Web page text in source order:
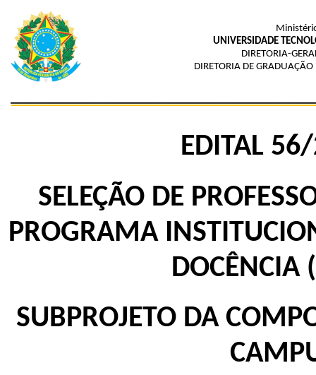
UNIVERSIDADE
DIRETORIA-
DIRETORIA DE
EDITAL
SELEÇÃO DE
PROGRAMA
DOCÊNCIA
SUBPROJETO DA
C